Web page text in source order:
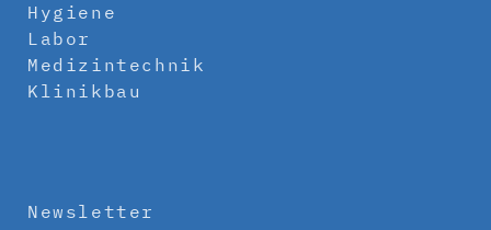
Hygiene
Labor
Medizintechnik
Klinikbau
Newsletter